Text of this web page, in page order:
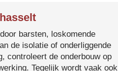
barsten, loskomende
de isolatie of onderliggende
controleert de onderbouw op
Tegelijk wordt vaak ook